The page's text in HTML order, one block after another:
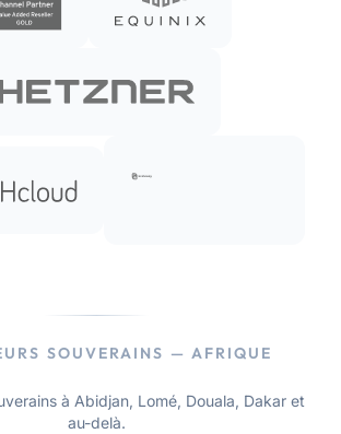
SOUVERAINS — AFRIQUE
à Abidjan, Lomé, Douala, Dakar et
au-delà.